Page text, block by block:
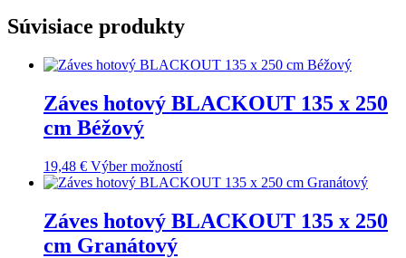
Súvisiace produkty
Záves hotový BLACKOUT 135 x 250
cm Béžový
19,48 € Výber možností
Záves hotový BLACKOUT 135 x 250
cm Granátový